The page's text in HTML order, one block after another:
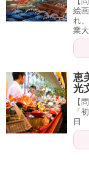
絵
れ
業
恵
光
【
「
日